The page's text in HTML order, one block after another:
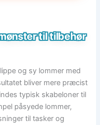
til tilbehør
og sy lommer med
bliver mere præcist
typisk skabeloner til
påsyede lommer,
til tasker og